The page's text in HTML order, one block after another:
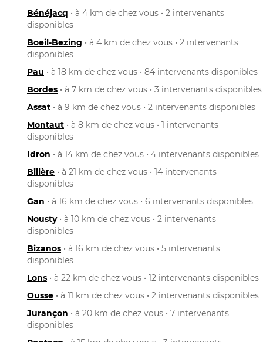
Bénéjacq • à 4 km de chez vous • 2 intervenants
disponibles
Boeil-Bezing • à 4 km de chez vous • 2 intervenants
disponibles
Pau • à 18 km de chez vous • 84 intervenants disponibles
Bordes • à 7 km de chez vous • 3 intervenants disponibles
Assat • à 9 km de chez vous • 2 intervenants disponibles
Montaut • à 8 km de chez vous • 1 intervenants
disponibles
Idron • à 14 km de chez vous • 4 intervenants disponibles
Billère • à 21 km de chez vous • 14 intervenants
disponibles
Gan • à 16 km de chez vous • 6 intervenants disponibles
Nousty• à 10 km de chez vous • 2 intervenants
disponibles
Bizanos • à 16 km de chez vous • 5 intervenants
disponibles
Lons • à 22 km de chez vous • 12 intervenants disponibles
Ousse • à 11 km de chez vous • 2 intervenants disponibles
Jurançon • à 20 km de chez vous • 7 intervenants
disponibles